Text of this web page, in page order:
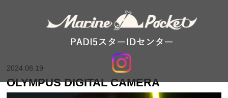
2024.08.19
OLYMPUS DIGITAL CAMERA